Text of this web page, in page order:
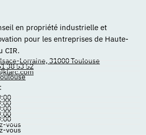
en propriété industrielle et
pour les entreprises de Haute-
CIR.
Lorraine, 31000 Toulouse
38 53 52
vous
vous